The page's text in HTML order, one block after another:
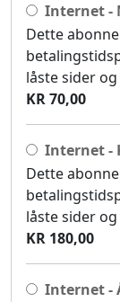
Internet -
Dette
låste sider og
KR 70,00
Internet -
Dette
låste sider og
KR 180,00
Internet -